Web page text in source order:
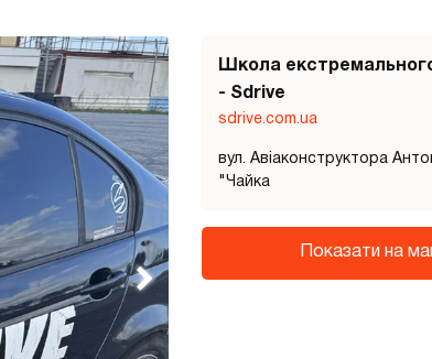
Школа
- Sdrive
sdrive.com.ua
вул. Авіаконструктора
"Чайка
Показати на